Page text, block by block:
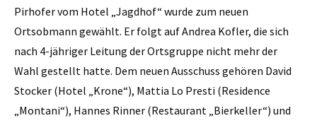
Pirhofer vom Hotel „Jagdhof“ wurde zum neuen
Ortsobmann gewählt. Er folgt auf Andrea Kofler, die sich
nach 4-jähriger Leitung der Ortsgruppe nicht mehr der
Wahl gestellt hatte. Dem neuen Ausschuss gehören David
Stocker (Hotel „Krone“), Mattia Lo Presti (Residence
„Montani“), Hannes Rinner (Restaurant „Bierkeller“) und